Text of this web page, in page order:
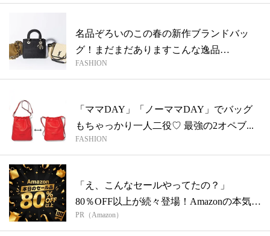
名品ぞろいのこの春の新作ブランドバッ
グ！まだまだありますこんな逸品…
FASHION
「ママDAY」「ノーママDAY」でバッグ
もちゃっかり一人二役♡ 最強の2オペブ...
FASHION
「え、こんなセールやってたの？」
80％OFF以上が続々登場！Amazonの本気
が...
PR（Amazon）